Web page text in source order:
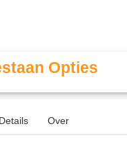
& Openingstijden
Opties
Details Over